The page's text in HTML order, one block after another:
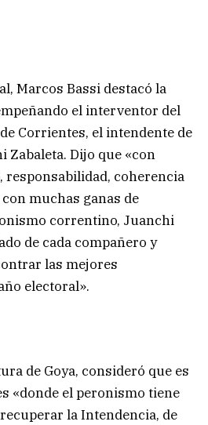
Marcos Bassi destacó la
el interventor del
Corrientes, el intendente de
Dijo que «con
coherencia
muchas ganas de
correntino, Juanchi
de cada compañero y
las mejores
electoral».
de Goya, consideró que es
«donde el peronismo tiene
la Intendencia, de